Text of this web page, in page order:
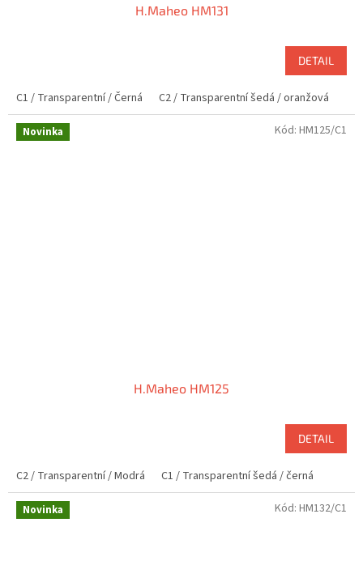
H.Maheo HM131
DETAIL
C1 / Transparentní / Černá C2 / Transparentní šedá / oranžová
Novinka
H.Maheo HM125
DETAIL
C2 / Transparentní / Modrá C1 / Transparentní šedá / černá
Kód: HM125/C1
Novinka Kód: HM132/C1